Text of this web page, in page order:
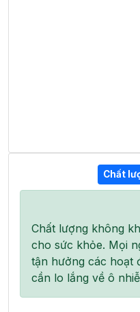
Chất
Chất lượng không
cho sức khỏe. Mọi
tận hưởng các hoạt
cần lo lắng về ô